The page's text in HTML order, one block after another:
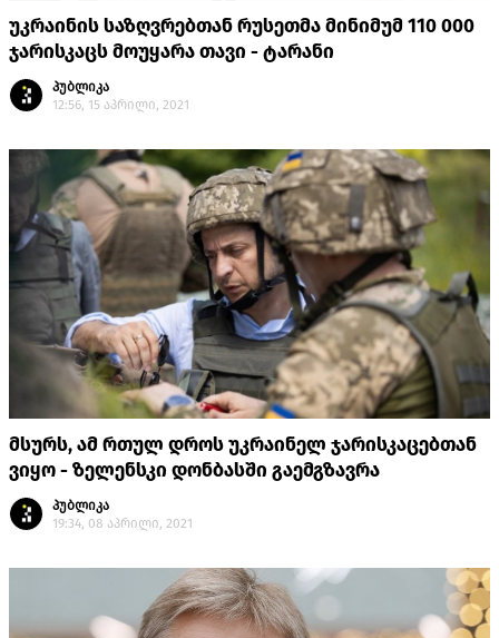
უკრაინის საზღვრებთან რუსეთმა მინიმუმ 110 000
ჯარისკაცს მოუყარა თავი - ტარანი
პუბლიკა
12:56, 15 აპრილი, 2021
მსურს, ამ რთულ დროს უკრაინელ ჯარისკაცებთან
ვიყო - ზელენსკი დონბასში გაემგზავრა
პუბლიკა
19:34, 08 აპრილი, 2021